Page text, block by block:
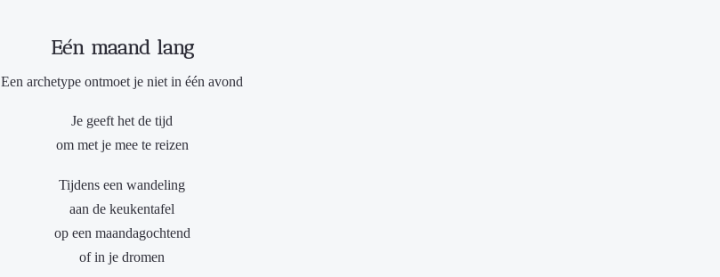
Eén maand lang
Een archetype ontmoet je niet in één avond
Je geeft het de tijd
om met je mee te reizen
Tijdens een wandeling
aan de keukentafel
op een maandagochtend
of in je dromen